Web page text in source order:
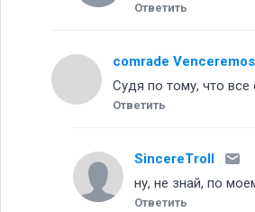
Ответить
comrade Venceremos
Судя по тому, что все
Ответить
SincereTroll
ну, не знай, по
Ответить